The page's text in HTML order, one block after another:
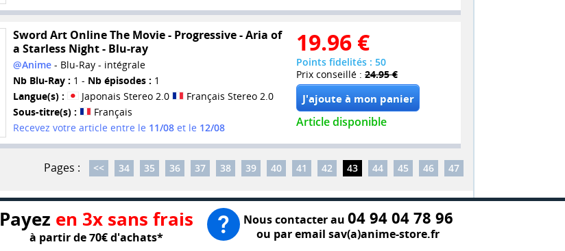
Sword Art Online The Movie - Progressive - Aria of
a Starless Night - Blu-ray
@Anime- Blu-Ray - intégrale
Nb Blu-Ray : 1 - Nb épisodes : 1
Langue(s) :
Japonais Stereo 2.0
Français Stereo 2.0
Sous-titre(s) :
Français
Recevez votre article entre le 11/08et le 12/08
19.96 €
Points fidelités : 50
Prix conseillé : 24.95 €
Article disponible
Pages : << 34 35 36 37 38 39 40 41 42 43 44 45 46 47
Payez en 3x sans frais
à partir de 70€ d'achats*
Nous contacter au 04 94 04 78 96
ou par email sav(a)anime-store.fr